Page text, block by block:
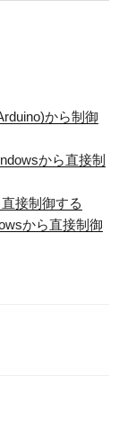
から制御
から直接制
接制御する
から直接制御